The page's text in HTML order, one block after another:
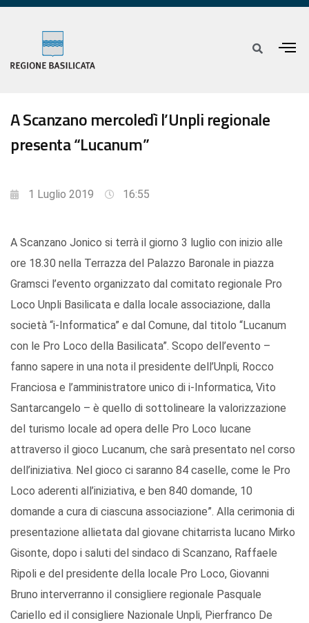
A Scanzano mercoledì l’Unpli regionale
presenta “Lucanum”
1 Luglio 2019 16:55
A Scanzano Jonico si terrà il giorno 3 luglio con inizio alle
ore 18.30 nella Terrazza del Palazzo Baronale in piazza
Gramsci l’evento organizzato dal comitato regionale Pro
Loco Unpli Basilicata e dalla locale associazione, dalla
società “i-Informatica” e dal Comune, dal titolo “Lucanum
con le Pro Loco della Basilicata”. Scopo dell’evento –
fanno sapere in una nota il presidente dell’Unpli, Rocco
Franciosa e l’amministratore unico di i-Informatica, Vito
Santarcangelo – è quello di sottolineare la valorizzazione
del turismo locale ad opera delle Pro Loco lucane
attraverso il gioco Lucanum, che sarà presentato nel corso
dell’iniziativa. Nel gioco ci saranno 84 caselle, come le Pro
Loco aderenti all’iniziativa, e ben 840 domande, 10
domande a cura di ciascuna associazione”. Alla cerimonia di
presentazione allietata dal giovane chitarrista lucano Mirko
Gisonte, dopo i saluti del sindaco di Scanzano, Raffaele
Ripoli e del presidente della locale Pro Loco, Giovanni
Bruno interverranno il consigliere regionale Pasquale
Cariello ed il consigliere Nazionale Unpli, Pierfranco De